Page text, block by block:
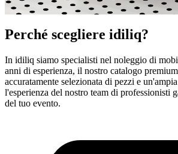
idiliq - Il tuo partner in mobili di alta
Noleggio Mobili di
Perché scegliere idiliq?
In idiliq siamo specialisti nel noleggio di
anni di esperienza, il nostro catalogo
accuratamente selezionata di pezzi e
l'esperienza del nostro team di professionisti
del tuo evento.